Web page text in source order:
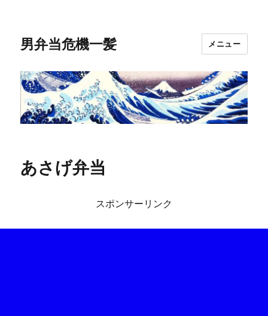
男弁当危機一髪 メニュー
あさげ弁当
スポンサーリンク